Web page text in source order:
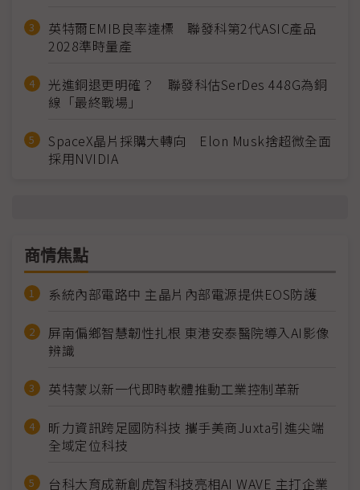
英特爾EMIB良率達標 聯發科第2代ASIC產品
2028準時量產
光進銅退更明確？ 聯發科估SerDes 448G為銅
線「最終戰場」
SpaceX晶片採購大轉向 Elon Musk捨超微全面
採用NVIDIA
商情焦點
系統內部電路中 主晶片內部電源提供EOS防護
屏南偏鄉智慧韌性扎根 東港安泰醫院導入AI影像
辨識
英特蒙以新一代即時軟體推動工業控制革新
昕力資訊跨足國防科技 攜手美商Juxta引進尖端
全域定位科技
台科大育成新創虎智科技亮相AI WAVE 主打企業